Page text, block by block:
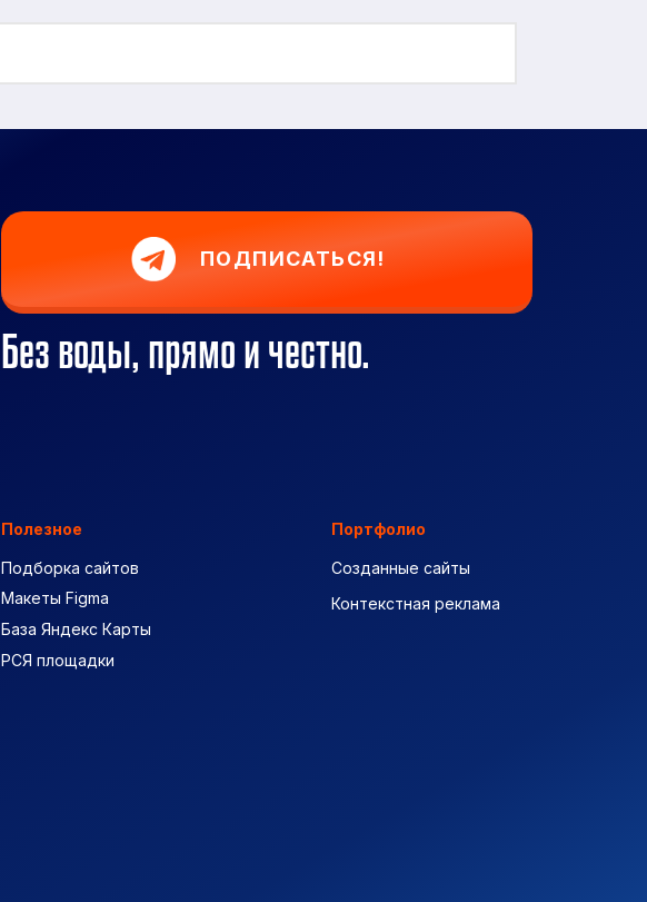
ПОДПИСАТЬСЯ!
Без воды, прямо и честно.
Полезное
Подборка сайтов
Макеты Figma
База Яндекс Карты
РСЯ площадки
Портфолио
Созданные сайты
Контекстная реклама